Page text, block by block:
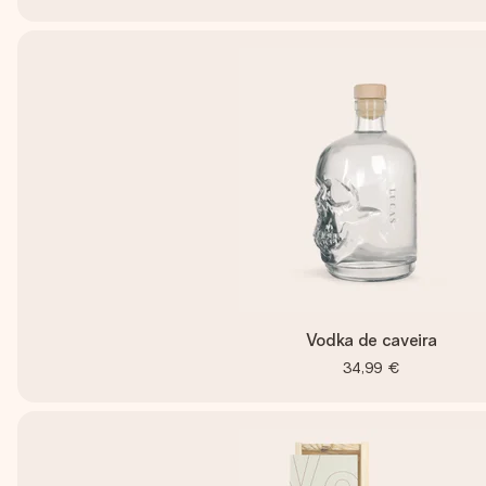
Vodka de caveira
34,99 €